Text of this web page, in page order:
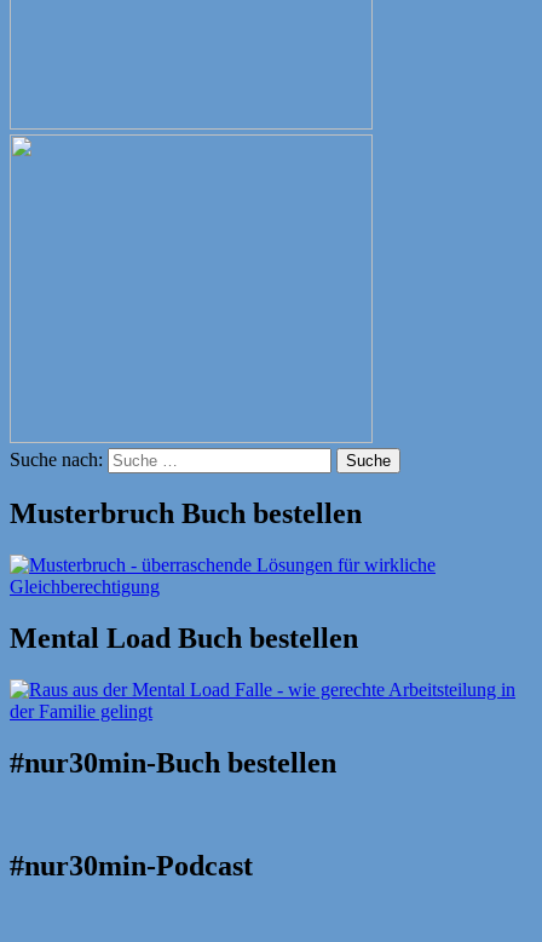
Suche nach: Suche
Musterbruch Buch bestellen
Mental Load Buch bestellen
#nur30min-Buch bestellen
#nur30min-Podcast